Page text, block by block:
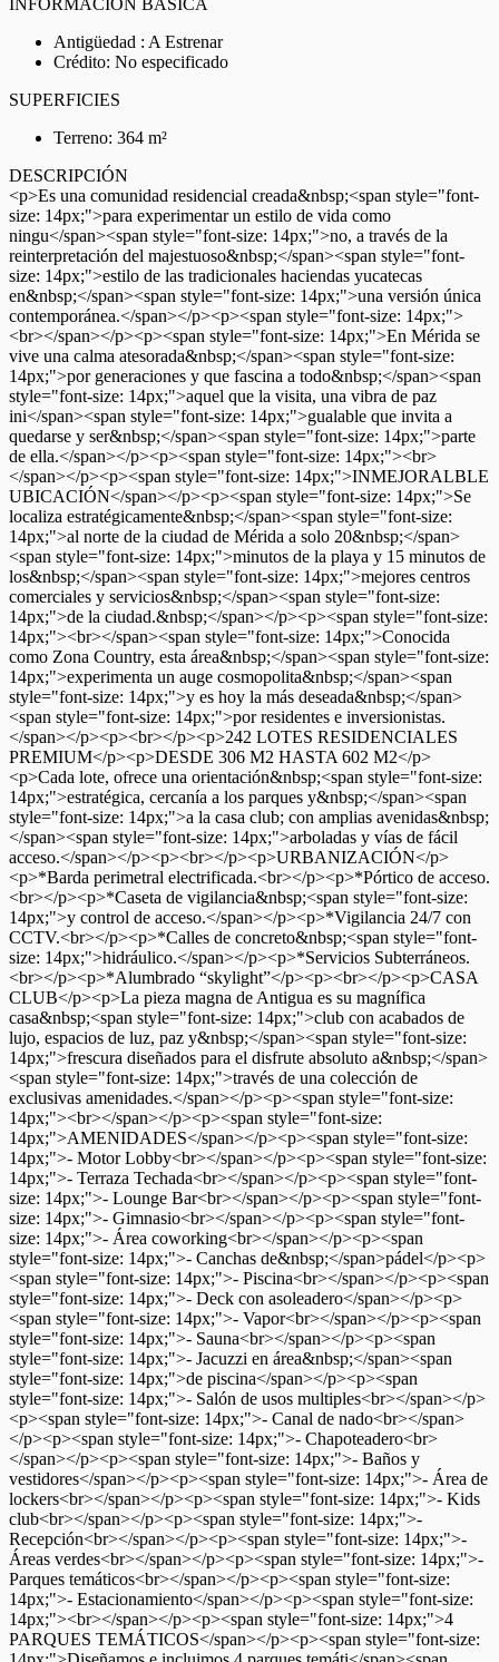
INFORMACIÓN BÁSICA
Antigüedad : A Estrenar
Crédito: No especificado
SUPERFICIES
Terreno: 364 m²
DESCRIPCIÓN
<p>Es una comunidad residencial creada&nbsp;<span style="font-
size: 14px;">para experimentar un estilo de vida como
ningu</span><span style="font-size: 14px;">no, a través de la
reinterpretación del majestuoso&nbsp;</span><span style="font-
size: 14px;">estilo de las tradicionales haciendas yucatecas
en&nbsp;</span><span style="font-size: 14px;">una versión única
contemporánea.</span></p><p><span style="font-size: 14px;">
<br></span></p><p><span style="font-size: 14px;">En Mérida se
vive una calma atesorada&nbsp;</span><span style="font-size:
14px;">por generaciones y que fascina a todo&nbsp;</span><span
style="font-size: 14px;">aquel que la visita, una vibra de paz
ini</span><span style="font-size: 14px;">gualable que invita a
quedarse y ser&nbsp;</span><span style="font-size: 14px;">parte
de ella.</span></p><p><span style="font-size: 14px;"><br>
</span></p><p><span style="font-size: 14px;">INMEJORALBLE
UBICACIÓN</span></p><p><span style="font-size: 14px;">Se
localiza estratégicamente&nbsp;</span><span style="font-size:
14px;">al norte de la ciudad de Mérida a solo 20&nbsp;</span>
<span style="font-size: 14px;">minutos de la playa y 15 minutos de
los&nbsp;</span><span style="font-size: 14px;">mejores centros
comerciales y servicios&nbsp;</span><span style="font-size:
14px;">de la ciudad.&nbsp;</span></p><p><span style="font-size:
14px;"><br></span><span style="font-size: 14px;">Conocida
como Zona Country, esta área&nbsp;</span><span style="font-size:
14px;">experimenta un auge cosmopolita&nbsp;</span><span
style="font-size: 14px;">y es hoy la más deseada&nbsp;</span>
<span style="font-size: 14px;">por residentes e inversionistas.
</span></p><p><br></p><p>242 LOTES RESIDENCIALES
PREMIUM</p><p>DESDE 306 M2 HASTA 602 M2</p>
<p>Cada lote, ofrece una orientación&nbsp;<span style="font-size:
14px;">estratégica, cercanía a los parques y&nbsp;</span><span
style="font-size: 14px;">a la casa club; con amplias avenidas&nbsp;
</span><span style="font-size: 14px;">arboladas y vías de fácil
acceso.</span></p><p><br></p><p>URBANIZACIÓN</p>
<p>*Barda perimetral electrificada.<br></p><p>*Pórtico de acceso.
<br></p><p>*Caseta de vigilancia&nbsp;<span style="font-size:
14px;">y control de acceso.</span></p><p>*Vigilancia 24/7 con
CCTV.<br></p><p>*Calles de concreto&nbsp;<span style="font-
size: 14px;">hidráulico.</span></p><p>*Servicios Subterráneos.
<br></p><p>*Alumbrado “skylight”</p><p><br></p><p>CASA
CLUB</p><p>La pieza magna de Antigua es su magnífica
casa&nbsp;<span style="font-size: 14px;">club con acabados de
lujo, espacios de luz, paz y&nbsp;</span><span style="font-size:
14px;">frescura diseñados para el disfrute absoluto a&nbsp;</span>
<span style="font-size: 14px;">través de una colección de
exclusivas amenidades.</span></p><p><span style="font-size:
14px;"><br></span></p><p><span style="font-size:
14px;">AMENIDADES</span></p><p><span style="font-size:
14px;">- Motor Lobby<br></span></p><p><span style="font-size:
14px;">- Terraza Techada<br></span></p><p><span style="font-
size: 14px;">- Lounge Bar<br></span></p><p><span style="font-
size: 14px;">- Gimnasio<br></span></p><p><span style="font-
size: 14px;">- Área coworking<br></span></p><p><span
style="font-size: 14px;">- Canchas de&nbsp;</span>pádel</p><p>
<span style="font-size: 14px;">- Piscina<br></span></p><p><span
style="font-size: 14px;">- Deck con asoleadero</span></p><p>
<span style="font-size: 14px;">- Vapor<br></span></p><p><span
style="font-size: 14px;">- Sauna<br></span></p><p><span
style="font-size: 14px;">- Jacuzzi en área&nbsp;</span><span
style="font-size: 14px;">de piscina</span></p><p><span
style="font-size: 14px;">- Salón de usos multiples<br></span></p>
<p><span style="font-size: 14px;">- Canal de nado<br></span>
</p><p><span style="font-size: 14px;">- Chapoteadero<br>
</span></p><p><span style="font-size: 14px;">- Baños y
vestidores</span></p><p><span style="font-size: 14px;">- Área de
lockers<br></span></p><p><span style="font-size: 14px;">- Kids
club<br></span></p><p><span style="font-size: 14px;">-
Recepción<br></span></p><p><span style="font-size: 14px;">-
Áreas verdes<br></span></p><p><span style="font-size: 14px;">-
Parques temáticos<br></span></p><p><span style="font-size:
14px;">- Estacionamiento</span></p><p><span style="font-size:
14px;"><br></span></p><p><span style="font-size: 14px;">4
PARQUES TEMÁTICOS</span></p><p><span style="font-size: